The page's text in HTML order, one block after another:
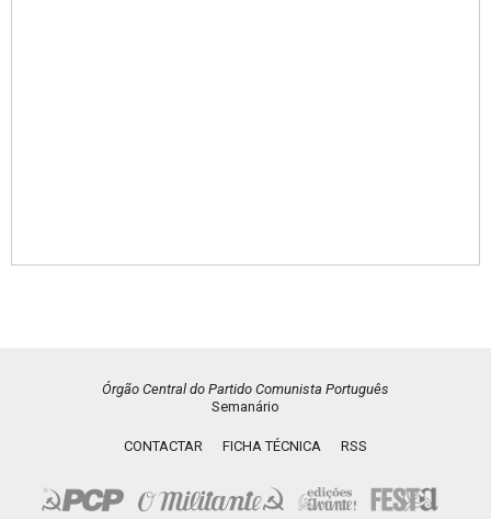
Órgão Central do Partido Comunista Português
Semanário
CONTACTAR FICHA TÉCNICA RSS